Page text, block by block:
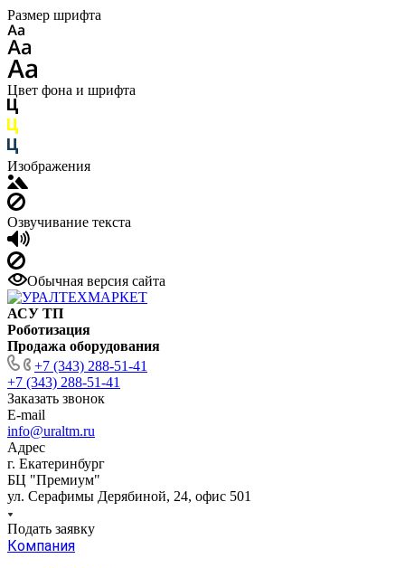
Размер шрифта
Цвет фона и шрифта
Изображения
Озвучивание текста
Обычная версия сайта
АСУ ТП
Роботизация
Продажа оборудования
+7 (343) 288-51-41
+7 (343) 288-51-41
Заказать звонок
E-mail
info@uraltm.ru
Адрес
г. Екатеринбург
БЦ "Премиум"
ул. Серафимы Дерябиной, 24, офис 501
Подать заявку
Компания